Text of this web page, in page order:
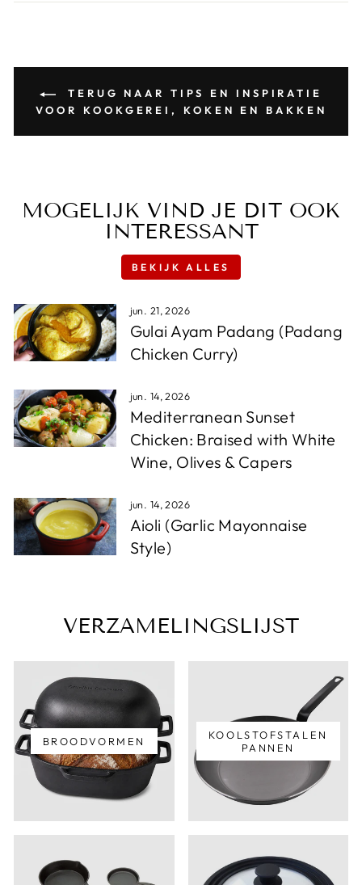
TERUG NAAR TIPS EN INSPIRATIE
VOOR KOOKGEREI, KOKEN EN BAKKEN
MOGELIJK VIND JE DIT OOK
INTERESSANT
BEKIJK ALLES
jun. 21, 2026
Gulai Ayam Padang (Padang
Chicken Curry)
jun. 14, 2026
Mediterranean Sunset
Chicken: Braised with White
Wine, Olives & Capers
jun. 14, 2026
Aioli (Garlic Mayonnaise
Style)
VERZAMELINGSLIJST
BROODVORMEN
KOOLSTOFSTALEN
PANNEN